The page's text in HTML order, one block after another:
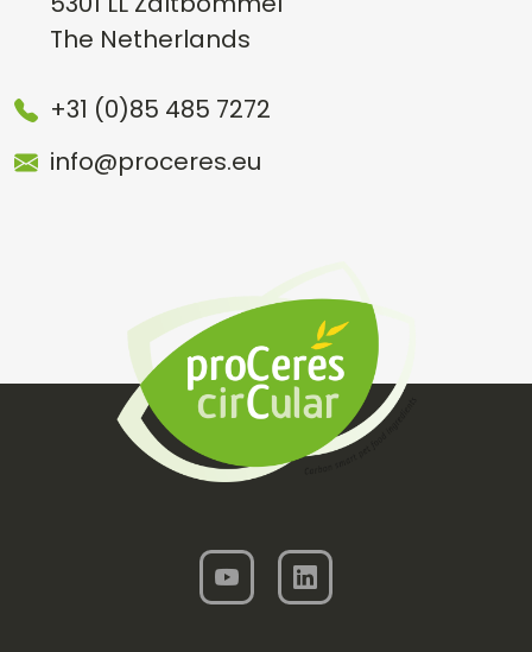
The Netherlands
+31 (0)85 485 7272
info@proceres.eu